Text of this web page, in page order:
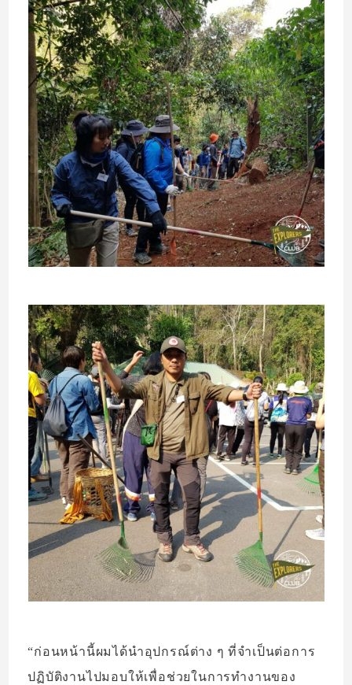
“ก่อนหน้านี้ผมได้นำอุปกรณ์ต่าง ๆ ที่จำเป็นต่อการ
ปฏิบัติงานไปมอบให้เพื่อช่วยในการทำงานของ